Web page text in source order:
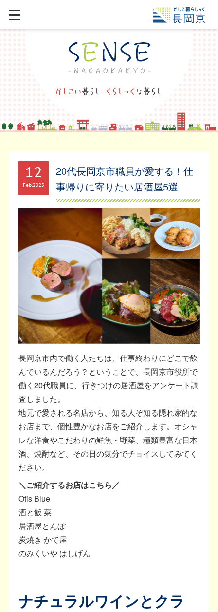
12
Feb2025
20代長岡京市職員が愛する！仕
事帰りに寄りたい居酒屋5選
長岡京市内で働く人たちは、仕事終わりにどこで飲
んでいるんだろう？ということで、長岡京市役所で
働く20代職員に、行きつけの居酒屋をアンケート調
査しました。
地元で愛される名店から、知る人ぞ知る隠れ家的な
お店まで、個性豊かなお店をご紹介します。オシャ
レな洋食やこだわりの鮮魚・野菜、種類豊富な日本
酒、焼酎など、その日の気分でチョイスしてみてく
ださい。
＼ご紹介するお店はこちら／
Otis Blue
酒と飯 菜
居酒屋とんぼ
炭焼き かて屋
のみくいや はしげん
ナチュラルワインとクラ